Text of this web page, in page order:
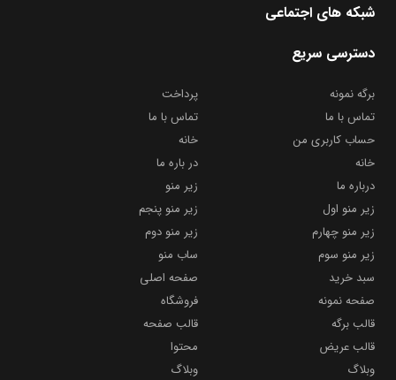
شبکه های اجتماعی
دسترسی سریع
برگه نمونه
پرداخت
تماس با ما
تماس با ما
حساب کاربری من
خانه
خانه
در باره ما
درباره ما
زیر منو
زیر منو اول
زیر منو پنجم
زیر منو چهارم
زیر منو دوم
زیر منو سوم
ساب منو
سبد خرید
صفحه اصلی
صفحه نمونه
فروشگاه
قالب برگه
قالب صفحه
قالب عریض
محتوا
وبلاگ
وبلاگ